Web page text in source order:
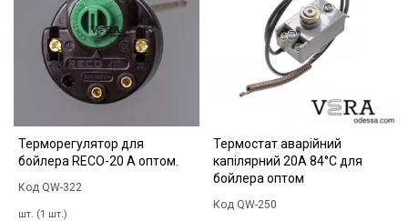
Терморегулятор для
бойлера RECO-20 A оптом.
Код QW-322
шт. (1 шт.)
Термостат аварійний
капілярний 20А 84°C для
бойлера оптом
Код QW-250